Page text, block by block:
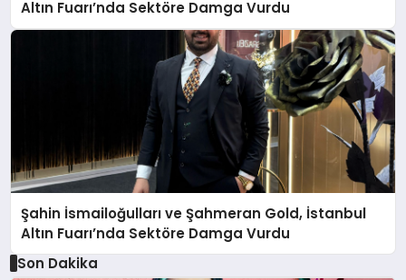
Altın Fuarı’nda Sektöre Damga Vurdu
Şahin İsmailoğulları ve Şahmeran Gold, İstanbul
Altın Fuarı’nda Sektöre Damga Vurdu
Son Dakika